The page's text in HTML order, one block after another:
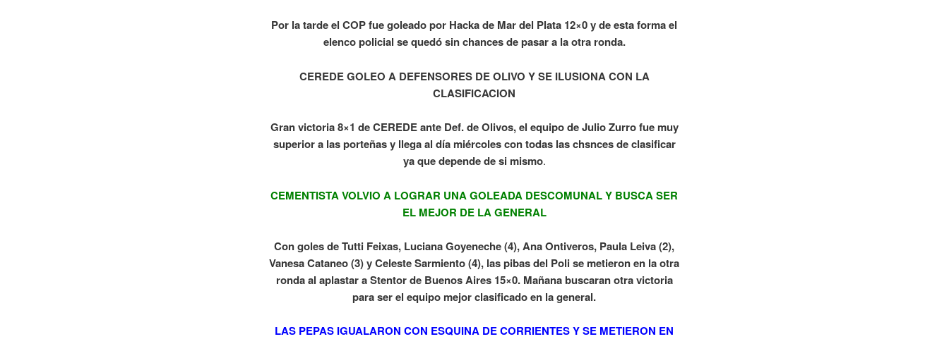
Por la tarde el COP fue goleado por Hacka de Mar del Plata 12×0 y de esta forma el
elenco policial se quedó sin chances de pasar a la otra ronda.
CEREDE GOLEO A DEFENSORES DE OLIVO Y SE ILUSIONA CON LA
CLASIFICACION
Gran victoria 8×1 de CEREDE ante Def. de Olivos, el equipo de Julio Zurro fue muy
superior a las porteñas y llega al día miércoles con todas las chsnces de clasificar
ya que depende de si mismo.
CEMENTISTA VOLVIO A LOGRAR UNA GOLEADA DESCOMUNAL Y BUSCA SER
EL MEJOR DE LA GENERAL
Con goles de Tutti Feixas, Luciana Goyeneche (4), Ana Ontiveros, Paula Leiva (2),
Vanesa Cataneo (3) y Celeste Sarmiento (4), las pibas del Poli se metieron en la otra
ronda al aplastar a Stentor de Buenos Aires 15×0. Mañana buscaran otra victoria
para ser el equipo mejor clasificado en la general.
LAS PEPAS IGUALARON CON ESQUINA DE CORRIENTES Y SE METIERON EN